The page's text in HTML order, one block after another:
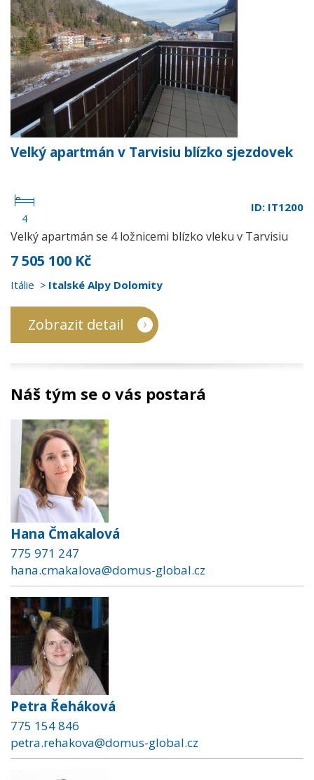
Velký apartmán v Tarvisiu blízko sjezdovek
4
ID: IT1200
Velký apartmán se 4 ložnicemi blízko vleku v Tarvisiu
7 505 100 Kč
Itálie Italské Alpy Dolomity
Zobrazit detail
Náš tým se o vás postará
Hana Čmakalová
775 971 247
hana.cmakalova@domus-global.cz
Petra Řeháková
775 154 846
petra.rehakova@domus-global.cz